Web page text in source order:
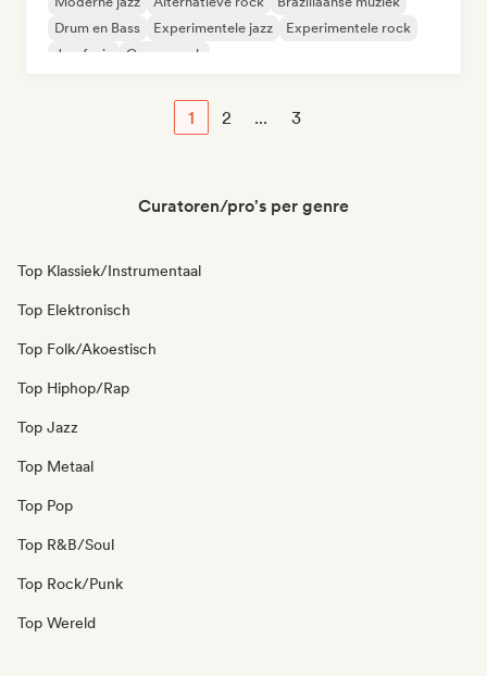
Drum en Bass
Experimentele jazz
Experimentele rock
Jazzfusie
Garagerock
1 2 ... 3
Curatoren/pro's per genre
Top Klassiek/Instrumentaal
Top Elektronisch
Top Folk/Akoestisch
Top Hiphop/Rap
Top Jazz
Top Metaal
Top Pop
Top R&B/Soul
Top Rock/Punk
Top Wereld